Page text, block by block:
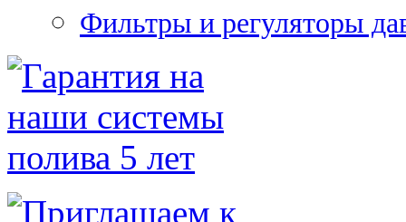
Фильтры и регуляторы